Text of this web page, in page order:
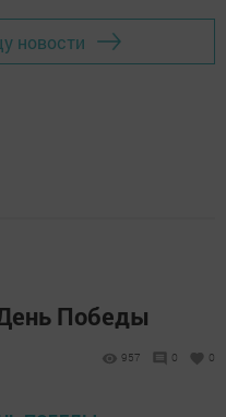
новости
Победы
957 0 0